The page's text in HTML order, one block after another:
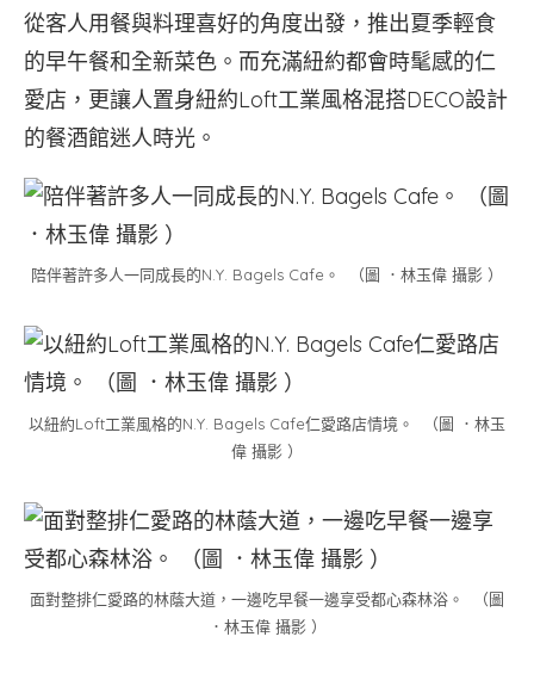
從客人用餐與料理喜好的角度出發，推出夏季輕食
的早午餐和全新菜色。而充滿紐約都會時髦感的仁
愛店，更讓人置身紐約Loft工業風格混搭DECO設計
的餐酒館迷人時光。
陪伴著許多人一同成長的N.Y. Bagels Cafe。 （圖 ．林玉偉 攝影 ）
以紐約Loft工業風格的N.Y. Bagels Cafe仁愛路店情境。 （圖 ．林玉
偉 攝影 ）
面對整排仁愛路的林蔭大道，一邊吃早餐一邊享受都心森林浴。 （圖
．林玉偉 攝影 ）